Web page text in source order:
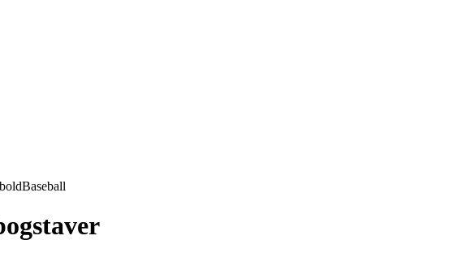
Baseball